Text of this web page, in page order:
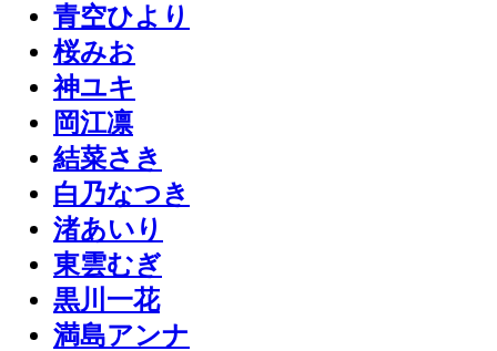
青空ひより
桜みお
神ユキ
岡江凛
結菜さき
白乃なつき
渚あいり
東雲むぎ
黒川一花
満島アンナ